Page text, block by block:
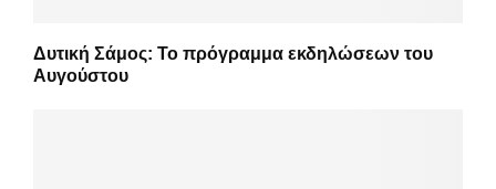
Δυτική Σάμος: Το πρόγραμμα εκδηλώσεων του
Αυγούστου